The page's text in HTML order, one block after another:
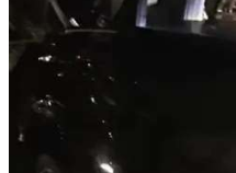
Криминал
Спорт
Черноземье
Россия